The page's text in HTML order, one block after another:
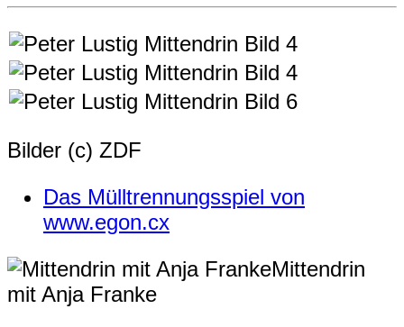
Bilder (c) ZDF
Das Mülltrennungsspiel von
www.egon.cx
Mittendrin
mit Anja Franke